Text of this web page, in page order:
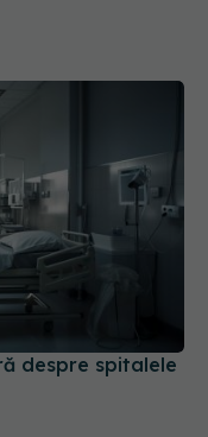
despre spitalele